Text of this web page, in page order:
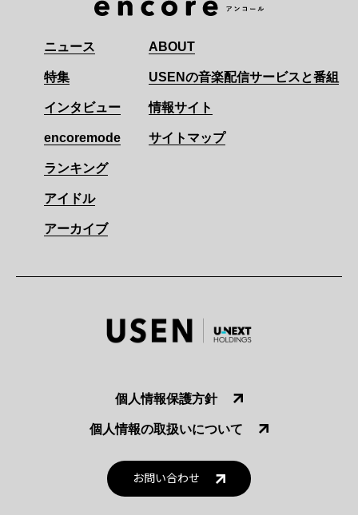
ニュース
特集
インタビュー
encoremode
ランキング
アイドル
アーカイブ
ABOUT
USENの音楽配信サービスと番組
情報サイト
サイトマップ
個人情報保護方針
個人情報の取扱いについて
お問い合わせ